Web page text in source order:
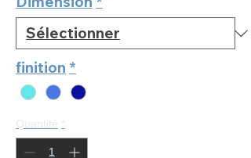
finition *